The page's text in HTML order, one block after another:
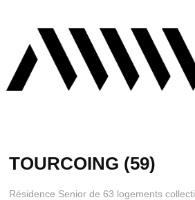
TOURCOING (59)
Résidence Senior de 63 logements